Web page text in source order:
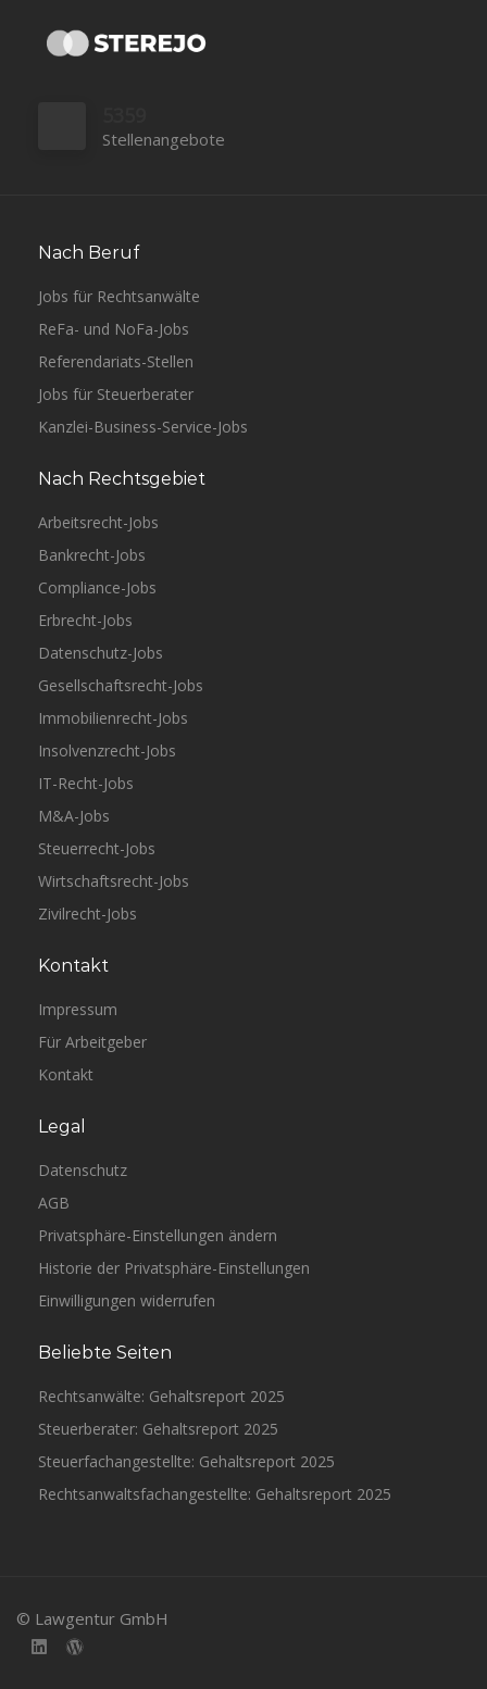
Stellenangebote
Nach Beruf
Jobs für Rechtsanwälte
ReFa- und NoFa-Jobs
Referendariats-Stellen
Jobs für Steuerberater
Kanzlei-Business-Service-Jobs
Nach Rechtsgebiet
Arbeitsrecht-Jobs
Bankrecht-Jobs
Compliance-Jobs
Erbrecht-Jobs
Datenschutz-Jobs
Gesellschaftsrecht-Jobs
Immobilienrecht-Jobs
Insolvenzrecht-Jobs
IT-Recht-Jobs
M&A-Jobs
Steuerrecht-Jobs
Wirtschaftsrecht-Jobs
Zivilrecht-Jobs
Kontakt
Impressum
Für Arbeitgeber
Kontakt
Legal
Datenschutz
AGB
Privatsphäre-Einstellungen ändern
Historie der Privatsphäre-Einstellungen
Einwilligungen widerrufen
Beliebte Seiten
Rechtsanwälte: Gehaltsreport 2025
Steuerberater: Gehaltsreport 2025
Steuerfachangestellte: Gehaltsreport 2025
Rechtsanwaltsfachangestellte: Gehaltsreport 2025
© Lawgentur GmbH